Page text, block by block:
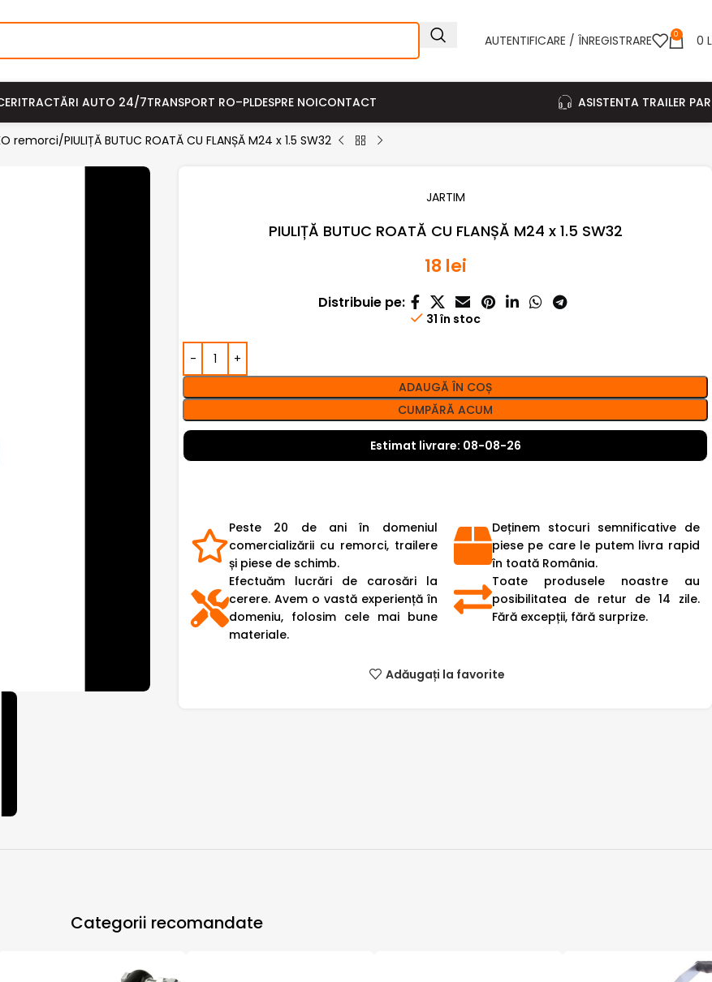
AUTENTIFICARE / ÎNREGISTRARE 0 0
TRACTĂRI AUTO 24/7TRANSPORT RO–PLDESPRE NOICONTACT ASISTENTA TRAILER
remorci PIULIȚĂ BUTUC ROATĂ CU FLANȘĂ M24 x 1.5 SW32
JARTIM
PIULIȚĂ BUTUC ROATĂ CU FLANȘĂ M24 x 1.5 SW32
18 lei
Distribuie pe:
31 în stoc
ADAUGĂ ÎN COȘ
CUMPĂRĂ ACUM
Estimat livrare: 08-08-26
Peste 20 de ani în domeniul
comercializării cu remorci, trailere
și piese de schimb.
Efectuăm lucrări de carosări la
cerere. Avem o vastă experiență în
domeniu, folosim cele mai bune
materiale.
Deținem stocuri semnificative de
piese pe care le putem livra rapid
în toată România.
Toate produsele noastre au
posibilitatea de retur de 14 zile.
Fără excepții, fără surprize.
Adăugați la favorite
Categorii recomandate